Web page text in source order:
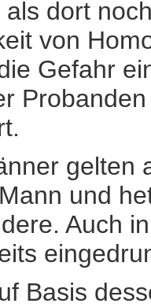
dort
von
Gefahr
gelten
und
Auch
Basis